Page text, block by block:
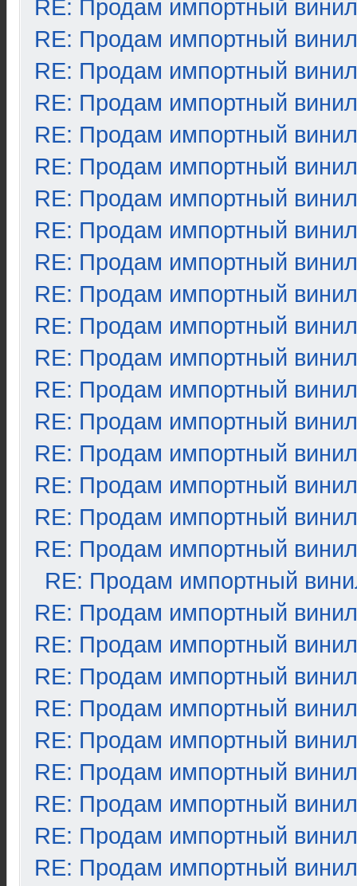
RE: Продам импортный винил
RE: Продам импортный винил
RE: Продам импортный винил
RE: Продам импортный винил
RE: Продам импортный винил
RE: Продам импортный винил
RE: Продам импортный винил
RE: Продам импортный винил
RE: Продам импортный винил
RE: Продам импортный винил
RE: Продам импортный винил
RE: Продам импортный винил
RE: Продам импортный винил
RE: Продам импортный винил
RE: Продам импортный винил
RE: Продам импортный винил
RE: Продам импортный винил
RE: Продам импортный винил
RE: Продам импортный
RE: Продам импортный винил
RE: Продам импортный винил
RE: Продам импортный винил
RE: Продам импортный винил
RE: Продам импортный винил
RE: Продам импортный винил
RE: Продам импортный винил
RE: Продам импортный винил
RE: Продам импортный винил